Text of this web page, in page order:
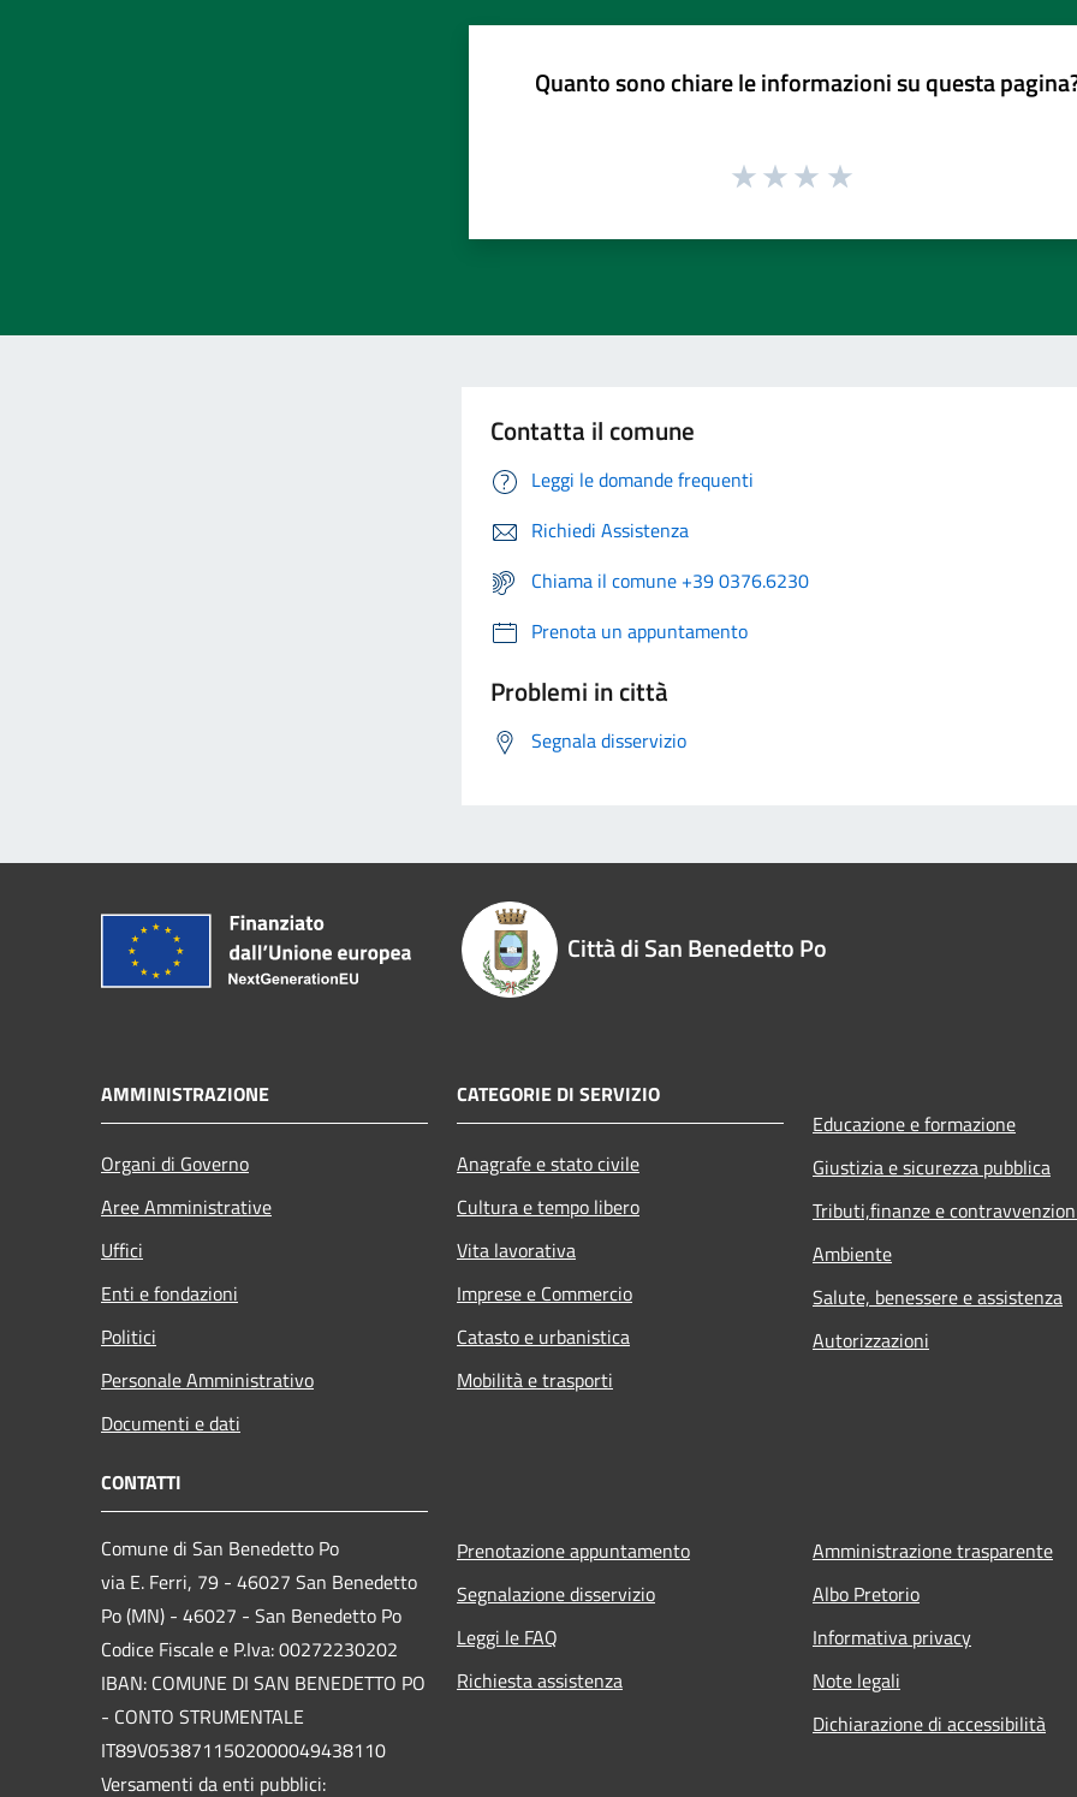
Quanto sono chiare le informazioni su questa
Contatta il comune
Leggi le domande frequenti
Richiedi Assistenza
Chiama il comune +39 0376.6230
Prenota un appuntamento
Problemi in città
Segnala disservizio
Città di San Benedetto Po
AMMINISTRAZIONE
Organi di Governo
Aree Amministrative
Uffici
Enti e fondazioni
Politici
Personale Amministrativo
Documenti e dati
CATEGORIE DI SERVIZIO
Anagrafe e stato civile
Cultura e tempo libero
Vita lavorativa
Imprese e Commercio
Catasto e urbanistica
Mobilità e trasporti
Educazione e formazione
Giustizia e sicurezza pubblica
Tributi,finanze e
Ambiente
Salute, benessere e assistenza
Autorizzazioni
CONTATTI
Comune di San Benedetto Po
via E. Ferri, 79 - 46027 San Benedetto
Po (MN) - 46027 - San Benedetto Po
Codice Fiscale e P.Iva: 00272230202
IBAN: COMUNE DI SAN BENEDETTO PO
- CONTO STRUMENTALE
IT89V0538711502000049438110
Versamenti da enti pubblici:
Prenotazione appuntamento
Segnalazione disservizio
Leggi le FAQ
Richiesta assistenza
Amministrazione trasparente
Albo Pretorio
Informativa privacy
Note legali
Dichiarazione di accessibilità